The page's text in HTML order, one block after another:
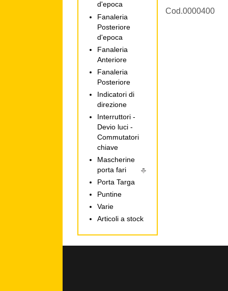
Cod.0000400
d'epoca
Fanaleria
Posteriore
d'epoca
Fanaleria
Anteriore
Fanaleria
Posteriore
Indicatori di
direzione
Interruttori -
Devio luci -
Commutatori
chiave
Mascherine
porta fari
Porta Targa
Puntine
Varie
Articoli a stock